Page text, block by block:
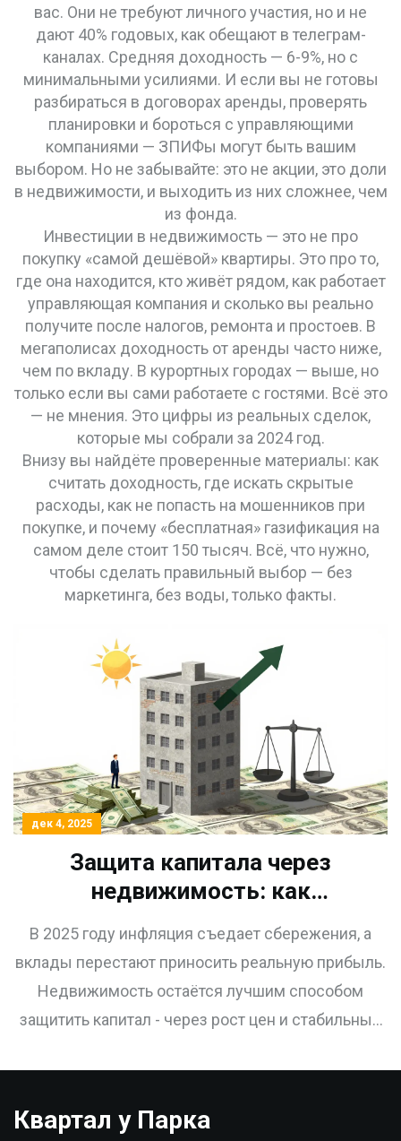
вас. Они не требуют личного участия, но и не
дают 40% годовых, как обещают в телеграм-
каналах. Средняя доходность — 6-9%, но с
минимальными усилиями. И если вы не готовы
разбираться в договорах аренды, проверять
планировки и бороться с управляющими
компаниями — ЗПИФы могут быть вашим
выбором. Но не забывайте: это не акции, это доли
в недвижимости, и выходить из них сложнее, чем
из фонда.
Инвестиции в недвижимость — это не про
покупку «самой дешёвой» квартиры. Это про то,
где она находится, кто живёт рядом, как работает
управляющая компания и сколько вы реально
получите после налогов, ремонта и простоев. В
мегаполисах доходность от аренды часто ниже,
чем по вкладу. В курортных городах — выше, но
только если вы сами работаете с гостями. Всё это
— не мнения. Это цифры из реальных сделок,
которые мы собрали за 2024 год.
Внизу вы найдёте проверенные материалы: как
считать доходность, где искать скрытые
расходы, как не попасть на мошенников при
покупке, и почему «бесплатная» газификация на
самом деле стоит 150 тысяч. Всё, что нужно,
чтобы сделать правильный выбор — без
маркетинга, без воды, только факты.
дек 4, 2025
Защита капитала через
недвижимость: как
сохранить сбережения при
инфляции 2025 года
В 2025 году инфляция съедает сбережения, а
вклады перестают приносить реальную прибыль.
Недвижимость остаётся лучшим способом
защитить капитал - через рост цен и стабильный
Квартал у Парка